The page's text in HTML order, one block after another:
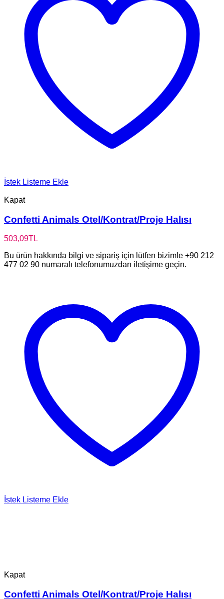
İstek Listeme Ekle
Kapat
Confetti Animals Otel/Kontrat/Proje Halısı
503,09TL
Bu ürün hakkında bilgi ve sipariş için lütfen bizimle +90 212
477 02 90 numaralı telefonumuzdan iletişime geçin.
İstek Listeme Ekle
Kapat
Confetti Animals Otel/Kontrat/Proje Halısı